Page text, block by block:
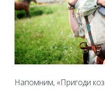
Напомним, «Пригоди